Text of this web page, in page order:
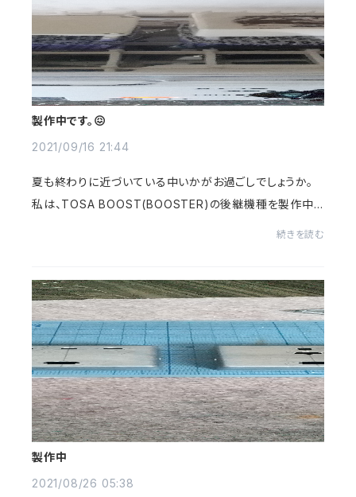
製作中です。😖
2021/09/16 21:44
夏も終わりに近づいている中いかがお過ごしでしょうか。
私は、TOSA BOOST(BOOSTER)の後継機種を製作中
続きを読む
製作中
2021/08/26 05:38